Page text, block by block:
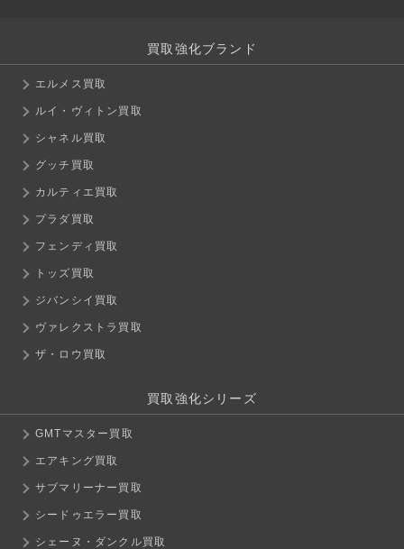
買取強化ブランド
エルメス買取
ルイ・ヴィトン買取
シャネル買取
グッチ買取
カルティエ買取
プラダ買取
フェンディ買取
トッズ買取
ジバンシイ買取
ヴァレクストラ買取
ザ・ロウ買取
買取強化シリーズ
GMTマスター買取
エアキング買取
サブマリーナー買取
シードゥエラー買取
シェーヌ・ダンクル買取